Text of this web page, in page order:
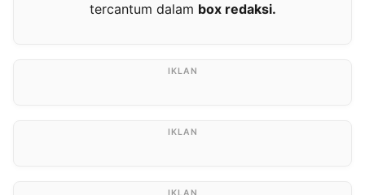
tercantum dalam box redaksi.